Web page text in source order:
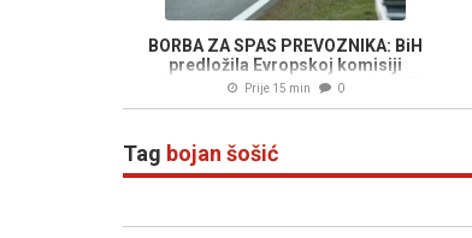
BORBA ZA SPAS PREVOZNIKA: BiH
predložila Evropskoj komisiji
privremeno rješenje za vozače u EU,
Prije 15 min 0
Tag bojan šošić